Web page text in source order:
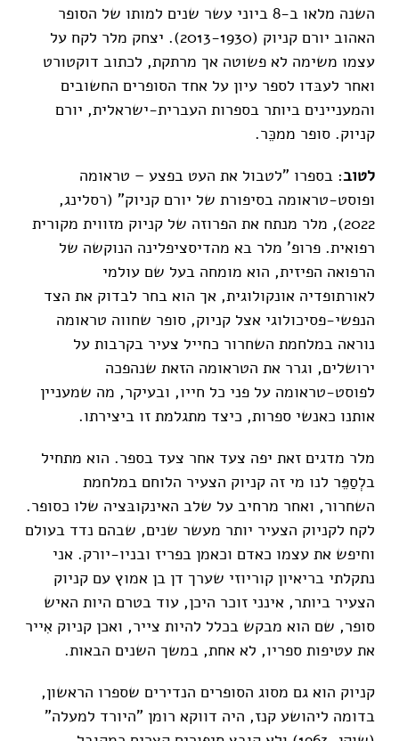
השנה מלאו ב-8 ביוני עשר שנים למותו של הסופר
האהוב יורם קניוק (2013-1930). יצחק מלר לקח על
עצמו משימה לא פשוטה אך מרתקת, לכתוב דוקטורט
ואחר לעבּדו לספר עיון על אחד הסופרים החשובים
והמעניינים ביותר בספרות העברית-ישראלית, יורם
קניוק. סופר ממכֵּר.
לטוב: בספרו "לטבול את העט בפצע – טראומה
ופוסט-טראומה בסיפורת של יורם קניוק" (רסלינג,
2022), מלר מנתח את הפרוזה של קניוק מזווית מקורית
רפואית. פרופ' מלר בא מהדיסציפלינה הנוקשה של
הרפואה הפיזית, הוא מומחה בעל שם עולמי
לאורתופדיה אונקולוגית, אך הוא בחר לבדוק את הצד
הנפשי-פסיכולוגי אצל קניוק, סופר שחווה טראומה
נוראה במלחמת השחרור כחייל צעיר בקרבות על
ירושלים, וגרר את הטראומה הזאת שנהפכה
לפוסט-טראומה על פני כל חייו, ובעיקר, מה שמעניין
אותנו כאנשי ספרות, כיצד מתגלמת זו ביצירתו.
מלר מדגים זאת יפה צעד אחר צעד בספר. הוא מתחיל
בלְסַפֵּר לנו מי זה קניוק הצעיר הלוחם במלחמת
השחרור, ואחר מרחיב על שלב האינקובּציה שלו כסופר.
לקח לקניוק הצעיר יותר מעשר שנים, שבהם נדד בעולם
וחיפש את עצמו כאדם וכאמן בפריז ובניו-יורק. אני
נתקלתי בריאיון קוריוזי שערך דן בן אמוץ עם קניוק
הצעיר ביותר, אינני זוכר היכן, עוד בטרם היות האיש
סופר, שם הוא מבקש בכלל להיות צייר, ואכן קניוק אִייר
את עטיפות ספריו, לא אחת, במשך השנים הבאות.
קניוק הוא גם מסוג הסופרים הנדירים שספרו הראשון,
בדומה ליהושע קנז, היה דווקא רומן "היורד למעלה"